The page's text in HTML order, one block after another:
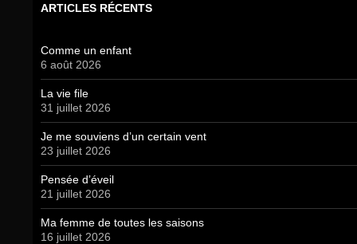
ARTICLES RÉCENTS
Comme un enfant
6 août 2026
La vie file
31 juillet 2026
Je me souviens d’un certain vent
23 juillet 2026
Pensée d’éveil
21 juillet 2026
Ma femme de toutes les saisons
16 juillet 2026